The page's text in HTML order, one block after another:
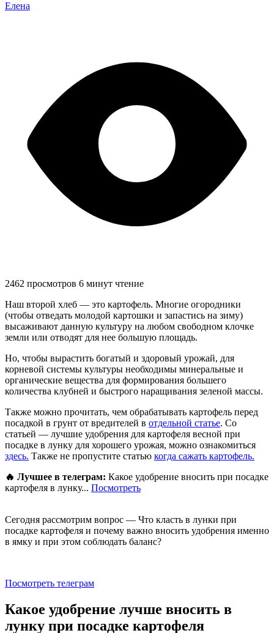
Елена
2462 просмотров 6 минут чтение
Наш второй хлеб — это картофель. Многие огородники
(чтобы отведать молодой картошки и запастись на зиму)
высаживают данную культуру на любом свободном клочке
земли или отводят для нее большую площадь.
Но, чтобы вырастить богатый и здоровый урожай, для
корневой системы культуры необходимы минеральные и
органические вещества для формирования большего
количества клубней и быстрого наращивания зеленой массы.
Также можно прочитать, чем обрабатывать картофель перед
посадкой в грунт от вредителей в отдельной статье. Со
статьей — лучшие удобрения для картофеля весной при
посадке в лунку для хорошего урожая, можно ознакомиться
здесь. Также не пропустите статью когда сажать картофель.
🔥 Лучшее в телеграм: Какое удобрение вносить при посадке
картофеля в лунку... Посмотреть
Сегодня рассмотрим вопрос — Что класть в лунки при
посадке картофеля и почему важно вносить удобрения именно
в ямку и при этом соблюдать баланс?
Посмотреть телеграм
Какое удобрение лучше вносить в
лунку при посадке картофеля